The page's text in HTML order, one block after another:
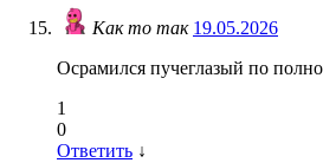
Как то так 19.05.2026
Осрамился пучеглазый по
1
0
Ответить ↓